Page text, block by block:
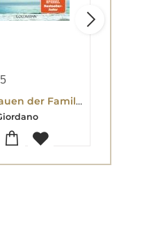
Die Frauen der Familie Carbonaro